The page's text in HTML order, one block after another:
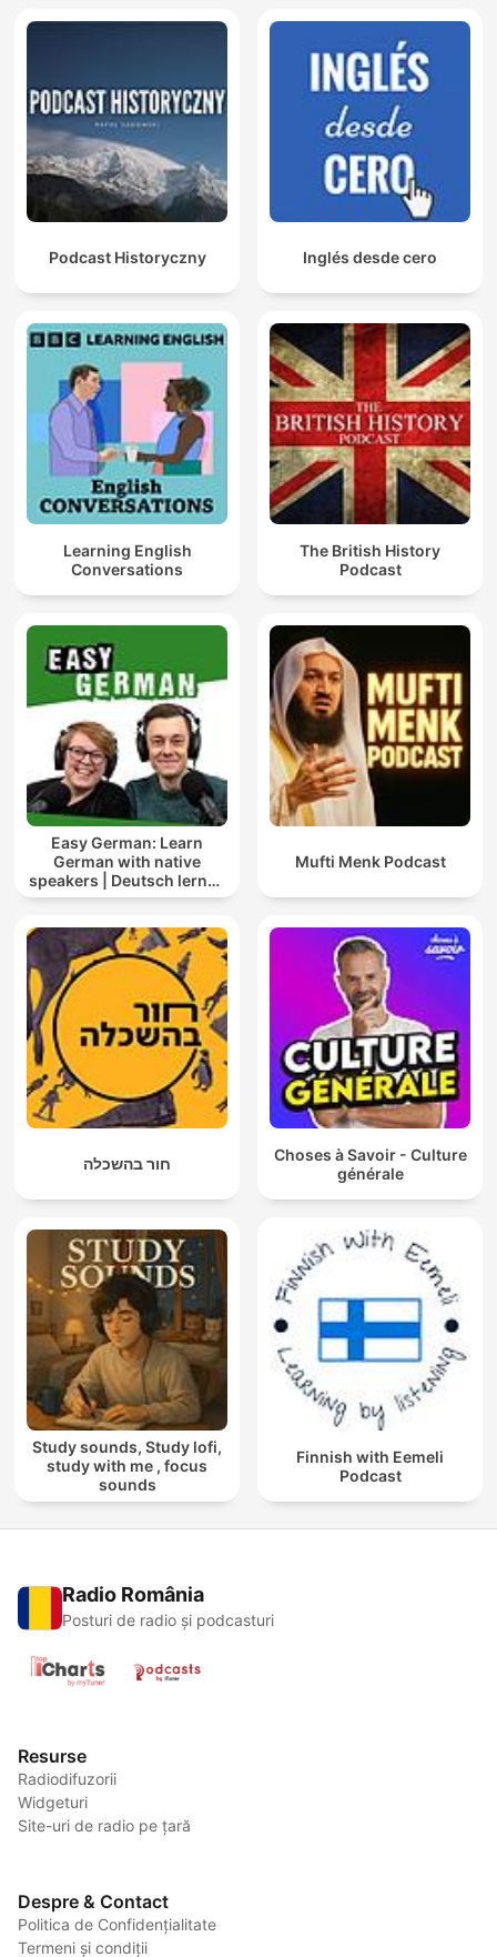
Podcast Historyczny Inglés desde cero
Learning English
Conversations
The British History
Podcast
Easy German: Learn
German with native
speakers | Deutsch lernen
mit Muttersprachlern
Mufti Menk Podcast
חור בהשכלה
Choses à Savoir - Culture
générale
Study sounds, Study lofi,
study with me , focus
sounds
Finnish with Eemeli
Podcast
Radio România
Posturi de radio și podcasturi
Resurse
Radiodifuzorii
Widgeturi
Site-uri de radio pe țară
Despre & Contact
Politica de Confidențialitate
Termeni și condiții